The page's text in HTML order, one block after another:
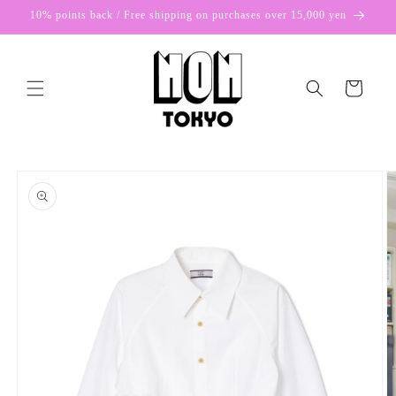
Skip to
10% points back / Free shipping on purchases over 15,000 yen
Cart
product
information